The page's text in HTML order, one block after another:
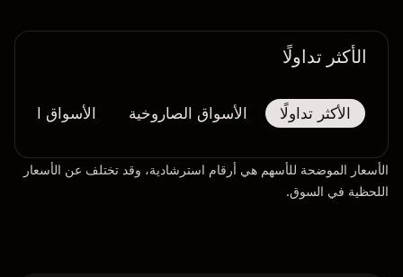
الأكثر تداولًا
الأكثر تداولًا الأسواق الصاروخية الأسواق
الأسعار الموضحة للأسهم هي أرقام استرشادية، وقد تختلف عن الأسعار
اللحظية في السوق.